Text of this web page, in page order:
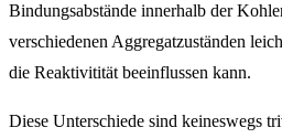
Bindungsabstände innerhalb der
verschiedenen Aggregatzuständen
die Reaktivitität beeinflussen kann.
Diese Unterschiede sind keineswegs